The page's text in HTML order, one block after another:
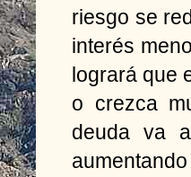
riesgo se
interés
logrará que
o crezca
deuda va